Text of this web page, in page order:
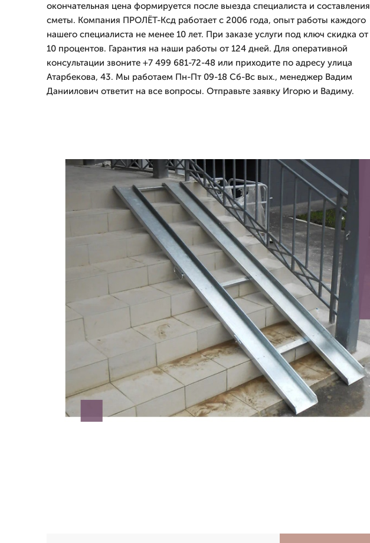
окончательная цена формируется после выезда специалиста и составления
сметы. Компания ПРОЛЁТ-Ксд работает с 2006 года, опыт работы каждого
нашего специалиста не менее 10 лет. При заказе услуги под ключ скидка от
10 процентов. Гарантия на наши работы от 124 дней. Для оперативной
консультации звоните +7 499 681-72-48 или приходите по адресу улица
Атарбекова, 43. Мы работаем Пн-Пт 09-18 Сб-Вс вых., менеджер Вадим
Даниилович ответит на все вопросы. Отправьте заявку Игорю и Вадиму.